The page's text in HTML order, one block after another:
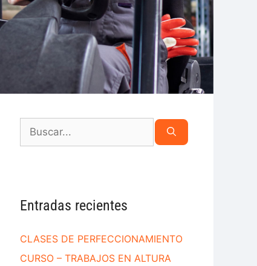
Entradas recientes
CLASES DE PERFECCIONAMIENTO
CURSO – TRABAJOS EN ALTURA